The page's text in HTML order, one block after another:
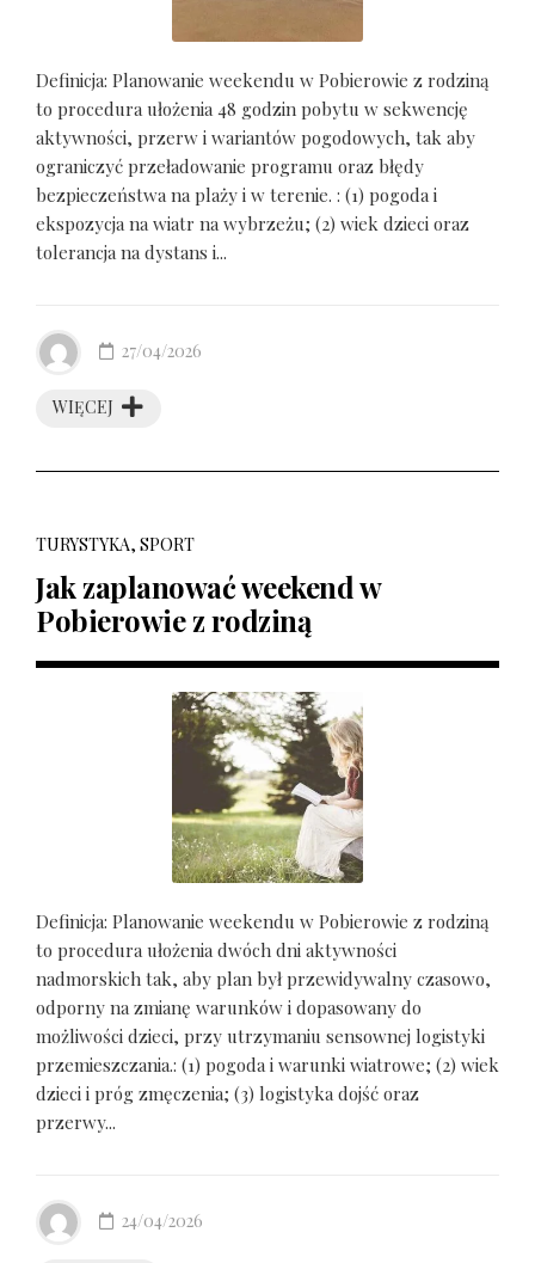
Definicja: Planowanie weekendu w Pobierowie z rodziną
to procedura ułożenia 48 godzin pobytu w sekwencję
aktywności, przerw i wariantów pogodowych, tak aby
ograniczyć przeładowanie programu oraz błędy
bezpieczeństwa na plaży i w terenie. : (1) pogoda i
ekspozycja na wiatr na wybrzeżu; (2) wiek dzieci oraz
tolerancja na dystans i...
WIĘCEJ
27/04/2026
TURYSTYKA, SPORT
Jak zaplanować weekend w
Pobierowie z rodziną
Definicja: Planowanie weekendu w Pobierowie z rodziną
to procedura ułożenia dwóch dni aktywności
nadmorskich tak, aby plan był przewidywalny czasowo,
odporny na zmianę warunków i dopasowany do
możliwości dzieci, przy utrzymaniu sensownej logistyki
przemieszczania.: (1) pogoda i warunki wiatrowe; (2) wiek
dzieci i próg zmęczenia; (3) logistyka dojść oraz
przerwy...
24/04/2026